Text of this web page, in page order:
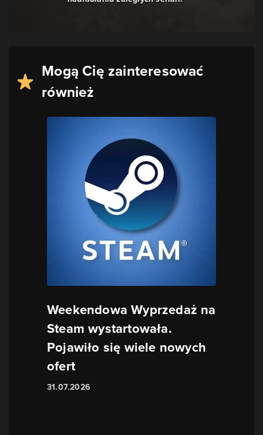
Mogą Cię zainteresować
również
Weekendowa Wyprzedaż na
Steam wystartowała.
Pojawiło się wiele nowych
ofert
31.07.2026